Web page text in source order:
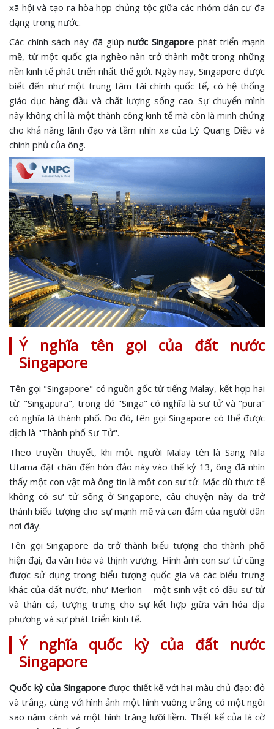
xã hội và tạo ra hòa hợp chủng tộc giữa các nhóm dân cư đa
dạng trong nước.
Các chính sách này đã giúpnước Singapore phát triển mạnh
mẽ, từ một quốc gia nghèo nàn trở thành một trong những
nền kinh tế phát triển nhất thế giới. Ngày nay, Singapore được
biết đến như một trung tâm tài chính quốc tế, có hệ thống
giáo dục hàng đầu và chất lượng sống cao. Sự chuyển mình
này không chỉ là một thành công kinh tế mà còn là minh chứng
cho khả năng lãnh đạo và tầm nhìn xa của Lý Quang Diệu và
chính phủ của ông.
Ý nghĩa tên gọi của đất nước
Singapore
Tên gọi "Singapore" có nguồn gốc từ tiếng Malay, kết hợp hai
từ: "Singapura", trong đó "Singa" có nghĩa là sư tử và "pura"
có nghĩa là thành phố. Do đó, tên gọi Singapore có thể được
dịch là "Thành phố Sư Tử".
Theo truyền thuyết, khi một người Malay tên là Sang Nila
Utama đặt chân đến hòn đảo này vào thế kỷ 13, ông đã nhìn
thấy một con vật mà ông tin là một con sư tử. Mặc dù thực tế
không có sư tử sống ở Singapore, câu chuyện này đã trở
thành biểu tượng cho sự mạnh mẽ và can đảm của người dân
nơi đây.
Tên gọi Singapore đã trở thành biểu tượng cho thành phố
hiện đại, đa văn hóa và thịnh vượng. Hình ảnh con sư tử cũng
được sử dụng trong biểu tượng quốc gia và các biểu trưng
khác của đất nước, như Merlion – một sinh vật có đầu sư tử
và thân cá, tượng trưng cho sự kết hợp giữa văn hóa địa
phương và sự phát triển kinh tế.
Ý nghĩa quốc kỳ của đất nước
Singapore
Quốc kỳ của Singapoređược thiết kế với hai màu chủ đạo: đỏ
và trắng, cùng với hình ảnh một hình vuông trắng có một ngôi
sao năm cánh và một hình trăng lưỡi liềm. Thiết kế của lá cờ